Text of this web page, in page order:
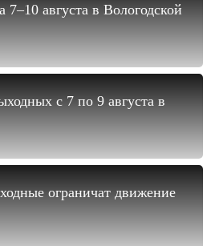
7–10 августа в Вологодской
с 7 по 9 августа в
ограничат движение